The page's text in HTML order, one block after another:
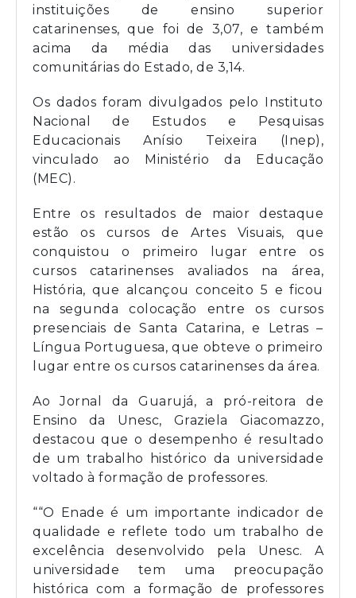
instituições de ensino superior
catarinenses, que foi de 3,07, e também
acima da média das universidades
comunitárias do Estado, de 3,14.
Os dados foram divulgados pelo Instituto
Nacional de Estudos e Pesquisas
Educacionais Anísio Teixeira (Inep),
vinculado ao Ministério da Educação
(MEC).
Entre os resultados de maior destaque
estão os cursos de Artes Visuais, que
conquistou o primeiro lugar entre os
cursos catarinenses avaliados na área,
História, que alcançou conceito 5 e ficou
na segunda colocação entre os cursos
presenciais de Santa Catarina, e Letras –
Língua Portuguesa, que obteve o primeiro
lugar entre os cursos catarinenses da área.
Ao Jornal da Guarujá, a pró-reitora de
Ensino da Unesc, Graziela Giacomazzo,
destacou que o desempenho é resultado
de um trabalho histórico da universidade
voltado à formação de professores.
““O Enade é um importante indicador de
qualidade e reflete todo um trabalho de
excelência desenvolvido pela Unesc. A
universidade tem uma preocupação
histórica com a formação de professores